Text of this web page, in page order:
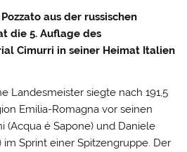
aus der russischen
die 5. Auflage des
Cimurri in seiner Heimat Italien
Landesmeister siegte nach 191,5
Emilia-Romagna vor seinen
(Acqua é Sapone) und Daniele
Sprint einer Spitzengruppe. Der